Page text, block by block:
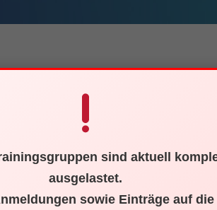
sind aktuell
ausgelastet.
sowie Einträge auf die
innen freuen: Der „Nikolaus“ hatte
in Waldshut für die großzügige